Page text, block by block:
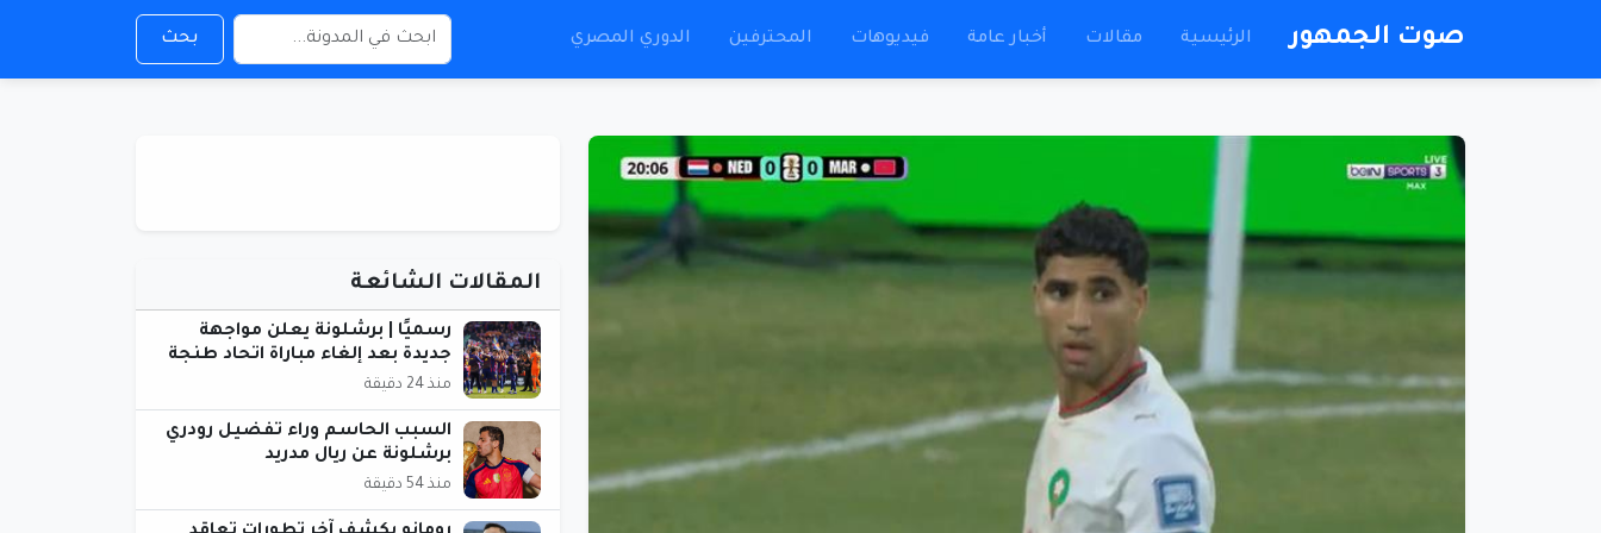
صوت الجمهور الرئيسية مقالات أخبار عامة فيديوهات المحترفين الدوري المصري بحث
المقالات الشائعة
رسميًا | برشلونة يعلن مواجهة
جديدة بعد إلغاء مباراة اتحاد طنجة
منذ 24 دقيقة
السبب الحاسم وراء تفضيل رودري
برشلونة عن ريال مدريد
منذ 54 دقيقة